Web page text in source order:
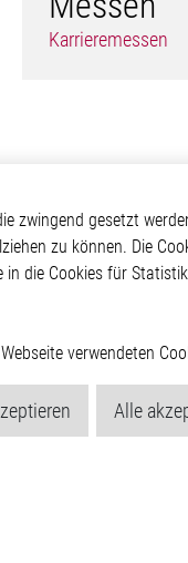
Karrieremessen
Über
Investor
zwingend gesetzt
zu können. Die
die Cookies für
verwendeten
Alle